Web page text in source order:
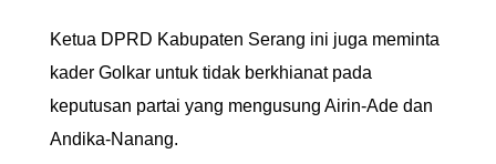
Ketua DPRD Kabupaten Serang ini juga meminta
kader Golkar untuk tidak berkhianat pada
keputusan partai yang mengusung Airin-Ade dan
Andika-Nanang.